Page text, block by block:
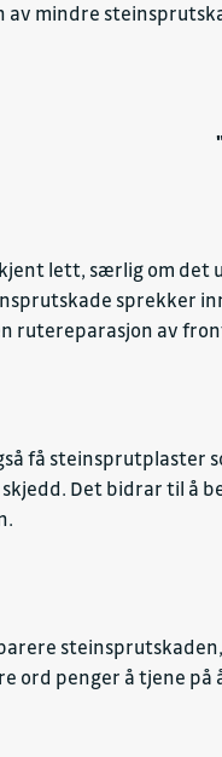
av mindre
kjent lett, særlig om
sprekker
rutereparasjon av
få
Det bidrar til å
ord penger å tjene